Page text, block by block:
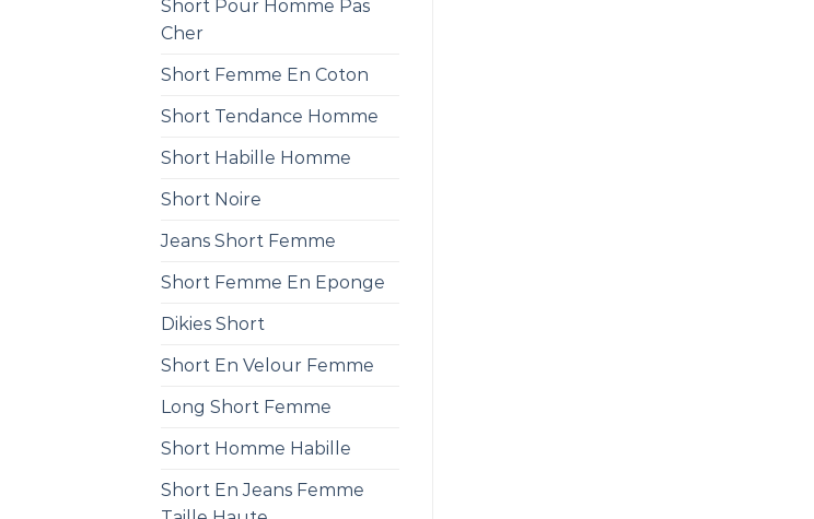
Short Pour Homme Pas
Cher
Short Femme En Coton
Short Tendance Homme
Short Habille Homme
Short Noire
Jeans Short Femme
Short Femme En Eponge
Dikies Short
Short En Velour Femme
Long Short Femme
Short Homme Habille
Short En Jeans Femme